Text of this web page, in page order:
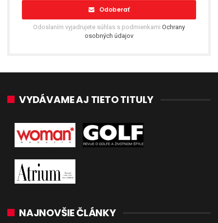
Odoberať
Odoslaním vyjadrujete súhlas s podmienkami Ochrany
osobných údajov
VYDÁVAME AJ TIETO TITULY
NAJNOVŠIE ČLÁNKY